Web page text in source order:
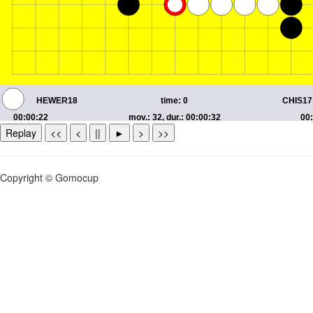
Replay << < || ► > >>
Copyright © Gomocup